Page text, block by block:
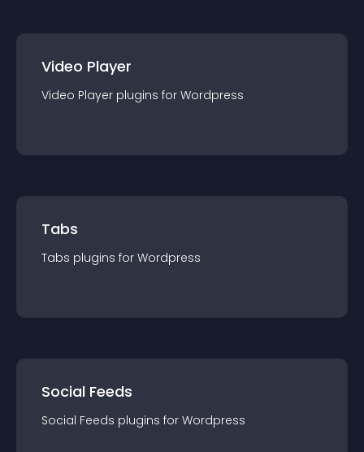
Video Player
Video Player plugins for Wordpress
Tabs
Tabs plugins for Wordpress
Social Feeds
Social Feeds plugins for Wordpress